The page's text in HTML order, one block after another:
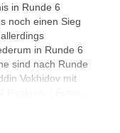
in Runde 6
noch einen Sieg
in Runde 6
sind nach Runde
Vokhidov mit